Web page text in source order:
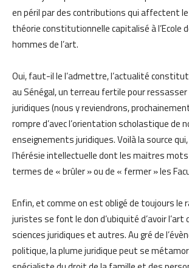
en péril par des contributions qui affectent
théorie constitutionnelle capitalisé à l’Ecole
hommes de l’art.
Oui, faut-il le l’admettre, l’actualité
au Sénégal, un terreau fertile pour ressasser
juridiques (nous y reviendrons,
rompre d’avec l’orientation scholastique de
enseignements juridiques. Voilà la source
l’hérésie intellectuelle dont les maitres
termes de « brûler » ou de « fermer » les
Enfin, et comme on est obligé de toujours le
juristes se font le don d’ubiquité d’avoir
sciences juridiques et autres. Au gré de
politique, la plume juridique peut se